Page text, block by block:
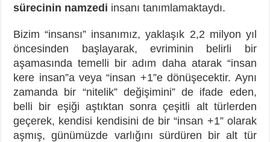
sürecinin namzedi insanı tanımlamaktaydı.
Bizim “insansı” insanımız, yaklaşık 2,2 milyon yıl
öncesinden başlayarak, evriminin belirli bir
aşamasında temelli bir adım daha atarak “insan
kere insan”a veya “insan +1”e dönüşecektir. Aynı
zamanda bir “nitelik” değişimini” de ifade eden,
belli bir eşiği aştıktan sonra çeşitli alt türlerden
geçerek, kendisi kendisini de bir “insan +1” olarak
aşmış, günümüzde varlığını sürdüren bir alt tür